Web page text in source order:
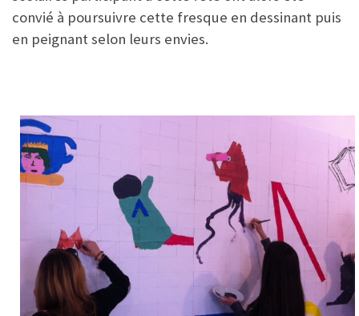
convié à poursuivre cette fresque en dessinant puis
en peignant selon leurs envies.